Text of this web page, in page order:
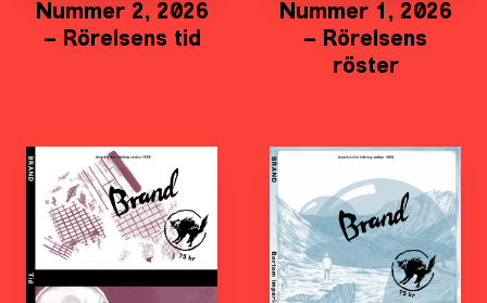
Nummer 2, 2026
– Rörelsens tid
Nummer 1, 2026
– Rörelsens
röster